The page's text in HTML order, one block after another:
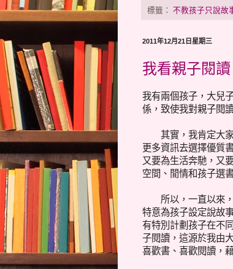
標籤： 不教孩子只說故
2011年12月21日星期三
我看親子閱讀
我有兩個孩子，大兒
係，致使我對親子閱
其實，我肯定大家
更多資訊去選擇優質
又要為生活奔馳，又
空間、閒情和孩子選
所以，一直以來，
特意為孩子設定說故
有特別計劃孩子在不
子閱讀，這源於我由
喜歡書、喜歡閱讀，